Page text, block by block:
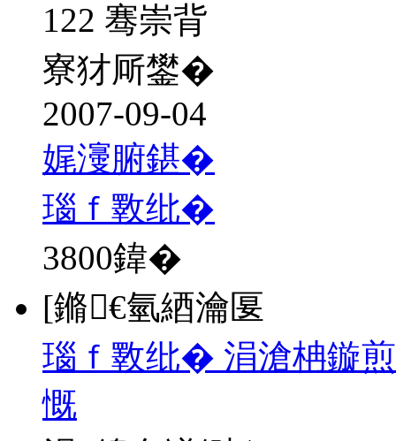
122 骞崇背
寮犲厛鐢�
2007-09-04
娓濅腑鍖�
瑙ｆ斁纰�
3800鍏�
[鏅€氫綇瀹匽
瑙ｆ斁纰� 涓滄柟鏇
慨